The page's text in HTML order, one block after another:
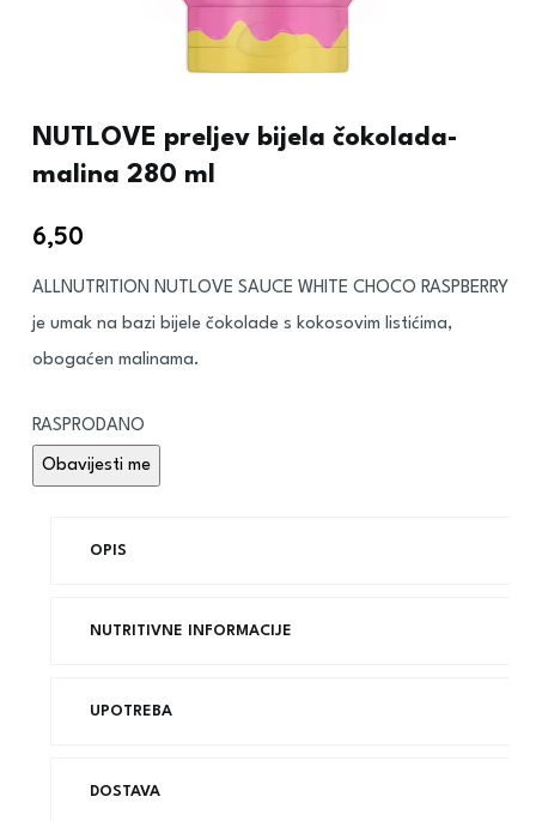
NUTLOVE preljev bijela čokolada-
malina 280 ml
6,50
ALLNUTRITION NUTLOVE SAUCE WHITE CHOCO RASPBERRY
je umak na bazi bijele čokolade s kokosovim listićima,
obogaćen malinama.
RASPRODANO
OPIS
NUTRITIVNE INFORMACIJE
UPOTREBA
DOSTAVA